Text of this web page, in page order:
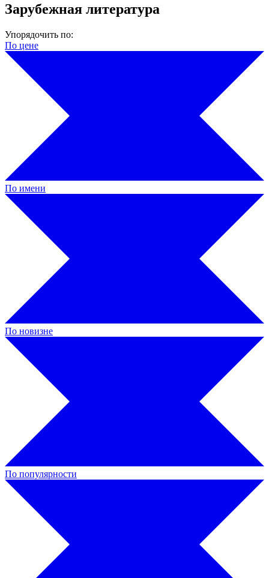
Зарубежная литература
Упорядочить по:
По цене
По имени
По новизне
По популярности